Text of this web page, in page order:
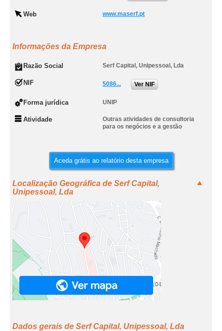
Web www.maserf.pt
Informações da Empresa
Razão Social Serf Capital, Unipessoal, Lda
NIF 5086... Ver NIF
Forma jurídica UNIP
Atividade
Outras atividades de consultoria
para os negócios e a gestão
Aceda grátis ao relatório desta empresa
Localização Geográfica de Serf Capital,
Unipessoal, Lda
Dados gerais de Serf Capital, Unipessoal, Lda